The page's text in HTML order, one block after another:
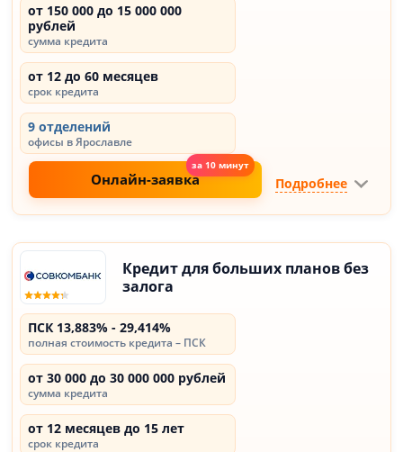
от 150 000 до 15 000 000
рублей
сумма кредита
от 12 до 60 месяцев
срок кредита
9 отделений
офисы в Ярославле
Онлайн-заявка Подробнее
Кредит для больших планов без
залога
ПСК 13,883% - 29,414%
полная стоимость кредита – ПСК
от 30 000 до 30 000 000 рублей
сумма кредита
от 12 месяцев до 15 лет
срок кредита